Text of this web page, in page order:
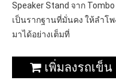
Speaker Stand จาก
เป็นรากฐานที่มั่นคง ให้ลำโ
มาได้อย่างเต็มที่
เพิ่มลงรถเข็น